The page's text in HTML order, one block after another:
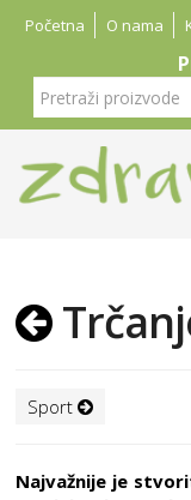
Početna O nama
Sport
Najvažnije je